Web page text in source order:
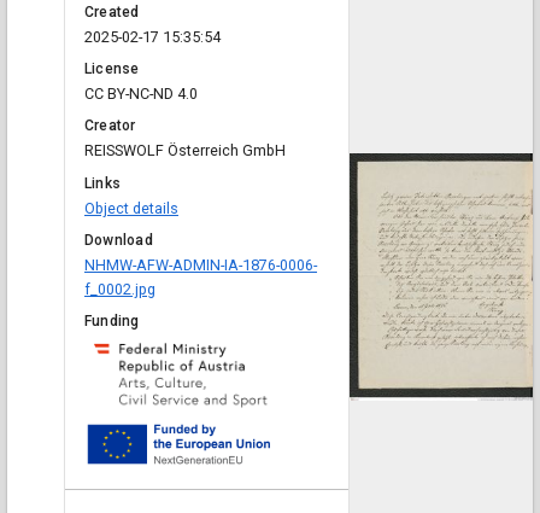
Created
2025-02-17 15:35:54
License
CC BY-NC-ND 4.0
Creator
REISSWOLF Österreich GmbH
Links
Object details
Download
NHMW-AFW-ADMIN-IA-1876-0006-
f_0002.jpg
Funding